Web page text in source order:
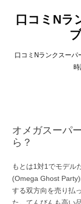
口コミNラ
口コミNランクスーパ
時
オメガスーパ
ら？
もとは1対1でモデル
(Omega Ghost
する双方向を売り払